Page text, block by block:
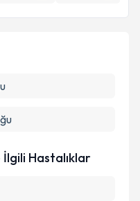
verilerimin belirtilen
Hastalıklar